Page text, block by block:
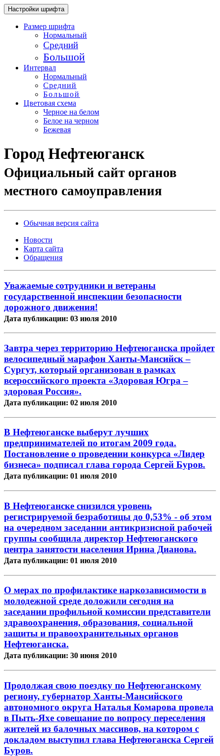
Настройки шрифта
Размер шрифта
Нормальный
Средний
Большой
Интервал
Нормальный
Средний
Большой
Цветовая схема
Черное на белом
Белое на черном
Бежевая
Город Нефтеюганск
Официальный сайт органов
местного самоуправления
Обычная версия сайта
Новости
Карта сайта
Обращения
Уважаемые сотрудники и ветераны
государственной инспекции безопасности
дорожного движения!
Дата публикации: 03 июля 2010
Завтра через территорию Нефтеюганска пройдет
велосипедный марафон Ханты-Мансийск –
Сургут, который организован в рамках
всероссийского проекта «Здоровая Югра –
здоровая Россия».
Дата публикации: 02 июля 2010
В Нефтеюганске выберут лучших
предпринимателей по итогам 2009 года.
Постановление о проведении конкурса «Лидер
бизнеса» подписал глава города Сергей Буров.
Дата публикации: 01 июля 2010
В Нефтеюганске снизился уровень
регистрируемой безработицы до 0,53% - об этом
на очередном заседании антикризисной рабочей
группы сообщила директор Нефтеюганского
центра занятости населения Ирина Дианова.
Дата публикации: 01 июля 2010
О мерах по профилактике наркозависимости в
молодежной среде доложили сегодня на
заседании профильной комиссии представители
здравоохранения, образования, социальной
защиты и правоохранительных органов
Нефтеюганска.
Дата публикации: 30 июня 2010
Продолжая свою поездку по Нефтеюганскому
региону, губернатор Ханты-Мансийского
автономного округа Наталья Комарова провела
в Пыть-Яхе совещание по вопросу переселения
жителей из балочных массивов, на котором с
докладом выступил глава Нефтеюганска Сергей
Буров.